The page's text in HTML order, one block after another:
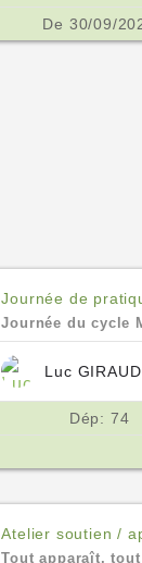
De 30/09/
Journée de
Journée du cycle
Luc GIRAUD
Dép: 74
Atelier soutien /
Tout apparaît,